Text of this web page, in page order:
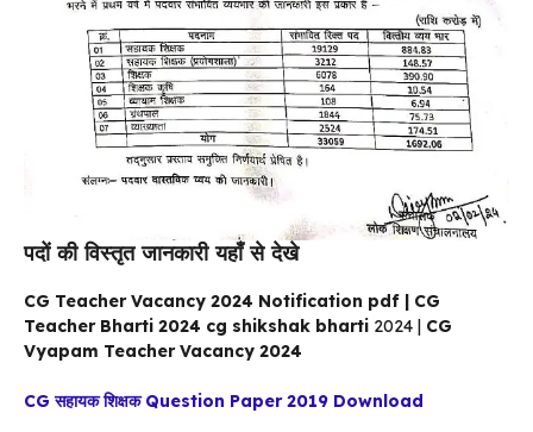
पदों की विस्तृत जानकारी यहाँ से देखे
CG Teacher Vacancy 2024 Notification pdf | CG
Teacher Bharti 2024 cg shikshak bharti 2024 | CG
Vyapam Teacher Vacancy 2024
CG सहायक शिक्षक Question Paper 2019 Download